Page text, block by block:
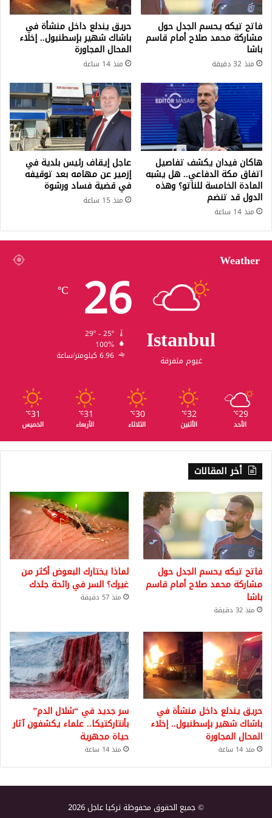
فاتح تيكه يحسم الجدل حول
مشاركة محمد صلاح أمام قاسم
باشا
منذ 32 دقيقة
حريق يندلع داخل منشأة في
باشاك شهير بإسطنبول.. إخلاء
المحال المجاورة
منذ 14 ساعة
هاكان فيدان يكشف تفاصيل
اتفاق مكة الدفاعي.. هل يشبه
المادة الخامسة للناتو؟ وهذه
الدول قد تنضم
منذ 14 ساعة
عاجل إيقاف رئيس بلدية في
إزمير عن مهامه بعد توقيفه
في قضية فساد ورشوة
منذ 15 ساعة
Weather
Istanbul
غيوم متفرقة
26
℃
100%
6.96 كيلومتر/ساعة
29
℃
الأحد
32
℃
الأثنين
30
℃
الثلاثاء
31
℃
الأربعاء
31
℃
الخميس
أخر المقالات
فاتح تيكه يحسم الجدل حول
مشاركة محمد صلاح أمام قاسم
باشا
منذ 32 دقيقة
لماذا يختارك البعوض أكثر من
غيرك؟ السر في رائحة جلدك
منذ 57 دقيقة
حريق يندلع داخل منشأة في
باشاك شهير بإسطنبول.. إخلاء
المحال المجاورة
منذ 14 ساعة
سر جديد في “شلال الدم”
بأنتاركتيكا.. علماء يكشفون آثار
حياة مجهرية
منذ 14 ساعة
© جميع الحقوق محفوظة تركيا عاجل 2026